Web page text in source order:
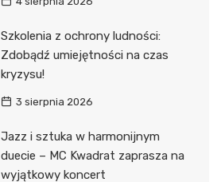
Szkolenia z ochrony ludności:
Zdobądź umiejętności na czas
kryzysu!
3 sierpnia 2026
Jazz i sztuka w harmonijnym
duecie – MC Kwadrat zaprasza na
wyjątkowy koncert